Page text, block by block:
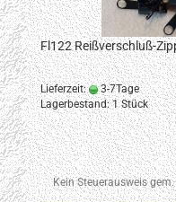
Fl122 Reißverschluß-
Lieferzeit:
3-7Tage
Lagerbestand: 1 Stück
Kein Steuerausweis